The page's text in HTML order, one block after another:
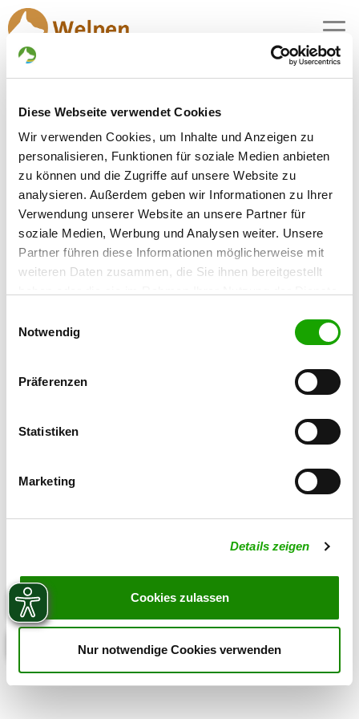
Diese Webseite verwendet Cookies
Wir verwenden Cookies, um Inhalte und Anzeigen zu
personalisieren, Funktionen für soziale Medien anbieten
zu können und die Zugriffe auf unsere Website zu
analysieren. Außerdem geben wir Informationen zu Ihrer
Verwendung unserer Website an unsere Partner für
soziale Medien, Werbung und Analysen weiter. Unsere
Partner führen diese Informationen möglicherweise mit
weiteren Daten zusammen, die Sie ihnen bereitgestellt
Cookies, wenn Sie unsere Webseite weiterhin nutzen.
Notwendig
Präferenzen
Statistiken
Marketing
Details zeigen
Cookies zulassen
Nur notwendige Cookies verwenden
MENU
Zuchtstätte:
vom Werraufer
Gründungsdatum: 01.07.1992
Críador
Kontakt